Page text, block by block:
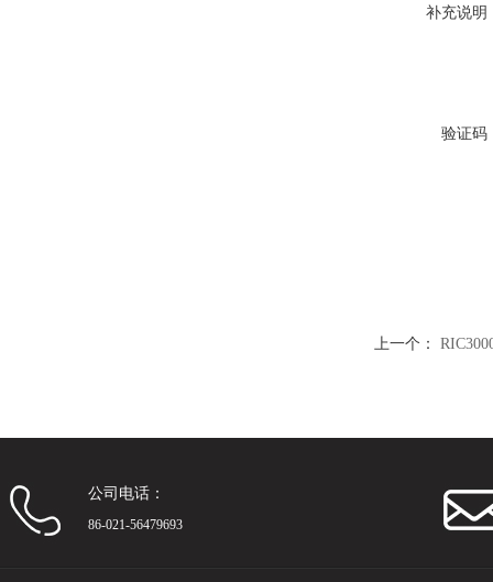
补充说明
验证码
上一个：
公司电话：
86-021-56479693